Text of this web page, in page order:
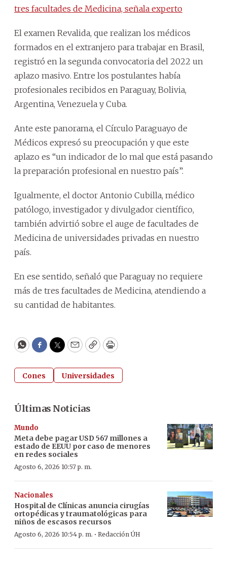
tres facultades de Medicina, señala experto
El examen Revalida, que realizan los médicos
formados en el extranjero para trabajar en Brasil,
registró en la segunda convocatoria del 2022 un
aplazo masivo. Entre los postulantes había
profesionales recibidos en Paraguay, Bolivia,
Argentina, Venezuela y Cuba.
Ante este panorama, el Círculo Paraguayo de
Médicos expresó su preocupación y que este
aplazo es “un indicador de lo mal que está pasando
la preparación profesional en nuestro país”.
Igualmente, el doctor Antonio Cubilla, médico
patólogo, investigador y divulgador científico,
también advirtió sobre el auge de facultades de
Medicina de universidades privadas en nuestro
país.
En ese sentido, señaló que Paraguay no requiere
más de tres facultades de Medicina, atendiendo a
su cantidad de habitantes.
WhatsApp
Facebook
Twitter
EmailCopyPrint
Cones Universidades
Últimas Noticias
Mundo
Meta debe pagar USD 567 millones a
estado de EEUU por caso de menores
en redes sociales
Agosto 6, 2026 10:57 p. m.
Nacionales
Hospital de Clínicas anuncia cirugías
ortopédicas y traumatológicas para
niños de escasos recursos
Agosto 6, 2026 10:54 p. m. · Redacción ÚH